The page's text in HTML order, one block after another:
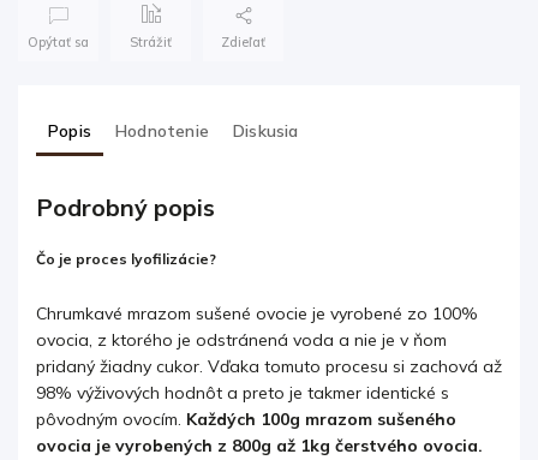
Opýtať sa Strážiť Zdieľať
Popis Hodnotenie Diskusia
Podrobný popis
Čo je proces lyofilizácie?
Chrumkavé mrazom sušené ovocie je vyrobené zo 100%
ovocia, z ktorého je odstránená voda a nie je v ňom
pridaný žiadny cukor. Vďaka tomuto procesu si zachová až
98% výživových hodnôt a preto je takmer identické s
pôvodným ovocím. Každých 100g mrazom sušeného
ovocia je vyrobených z 800g až 1kg čerstvého ovocia.